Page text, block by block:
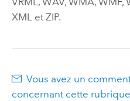
XML et ZIP.
Vous avez un
concernant cette